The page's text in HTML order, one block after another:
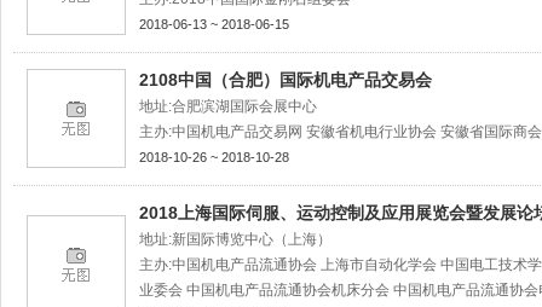
2018-06-13 ~ 2018-06-15
2108中国（合肥）国际机电产品交易会
地址:合肥滨湖国际会展中心
主办:中国机电产品交易网 安徽省机电行业协会 安徽省国际商会
2018-10-26 ~ 2018-10-28
2018上海国际伺服、运动控制及应用展览会暨发展论
地址:新国际博览中心（上海）
主办:中国机电产品流通协会 上海市自动化学会 中国电工技术
业委会 中国机电产品流通协会机床分会 中国机电产品流通协